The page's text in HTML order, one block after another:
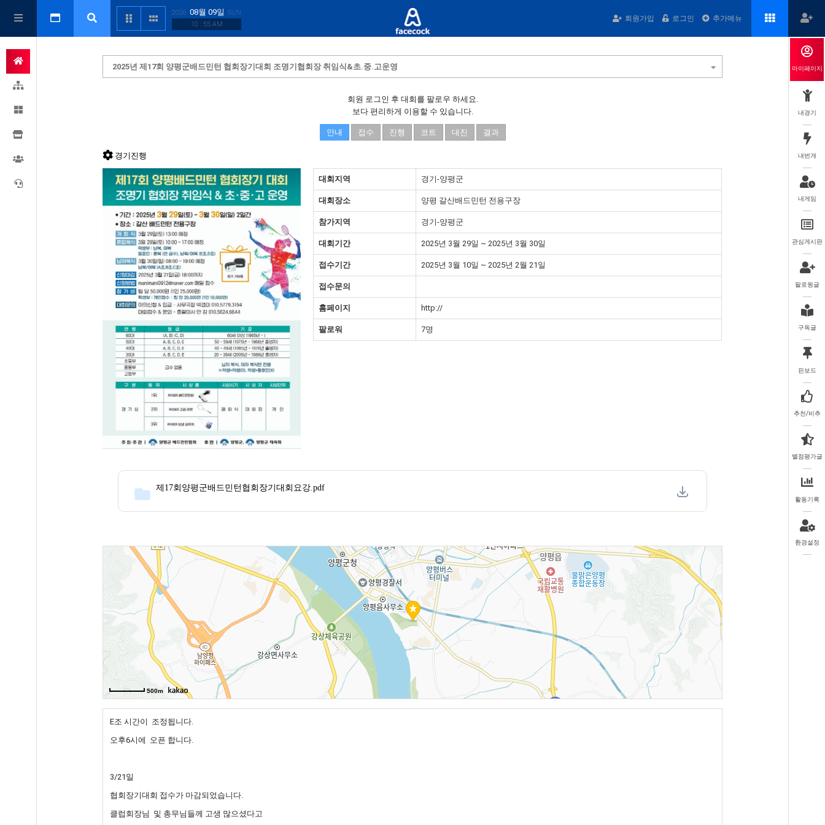
2026 08월 09일 SUN
10 : 55 AM
회원가입 로그인 추가메뉴
2025년 제17회 양평군배드민턴 협회장기대회 조명기협회장 취임식&초.중.고운영
회원 로그인 후 대회를 팔로우 하세요.
보다 편리하게 이용할 수 있습니다.
안내 접수 진행 코트 대진 결과
경기진행
대회지역 경기-양평군
대회장소 양평 갈산배드민턴 전용구장
참가지역 경기-양평군
대회기간 2025년 3월 29일 ~ 2025년 3월 30일
접수기간 2025년 3월 10일 ~ 2025년 2월 21일
접수문의
홈페이지 http://
팔로워 7명
제17회양평군배드민턴협회장기대회요강.pdf
500m
E조 시간이 조정됩니다.
오후6시에 오픈 합니다.
3/21일
협회장기대회 접수가 마감되었습니다.
클럽회장님 및 총무님들께 고생 많으셨다고
마이페이지
내경기
내번개
내게임
관심게시판
팔로윙글
구독글
핀보드
추천/비추
별점평가글
활동기록
환경설정